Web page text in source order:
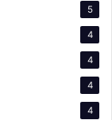
5
4
4
4
4